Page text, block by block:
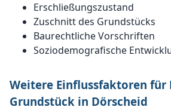
Erschließungszustand
Zuschnitt des Grundstücks
Baurechtliche Vorschriften
Soziodemografische
Weitere Einflussfaktoren für
Grundstück in Dörscheid